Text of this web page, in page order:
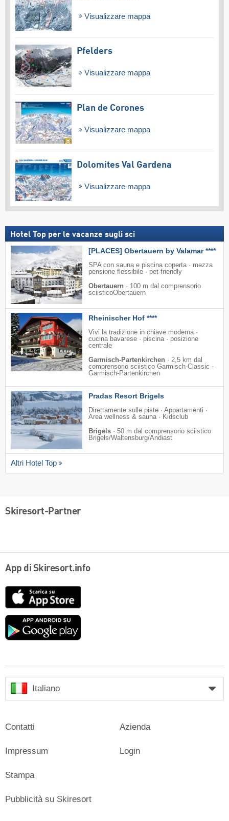
Visualizzare mappa
Pfelders
Visualizzare mappa
Plan de Corones
Visualizzare mappa
Dolomites Val Gardena
Visualizzare mappa
Hotel Top per le vacanze sugli sci
[PLACES] Obertauern by Valamar ****
SPA con sauna e piscina coperta · mezza
pensione flessibile · pet-friendly
Obertauern · 100 m dal comprensorio
sciisticoObertauern
Rheinischer Hof ****
Vivi la tradizione in chiave moderna ·
cucina bavarese · piscina · posizione
centrale
Garmisch-Partenkirchen · 2,5 km dal
comprensorio sciistico Garmisch-Classic -
Garmisch-Partenkirchen
Pradas Resort Brigels
Direttamente sulle piste · Appartamenti ·
Area wellness & sauna · Kidsclub
Brigels · 50 m dal comprensorio sciistico
Brigels/​Waltensburg/​Andiast
Altri Hotel Top
Skiresort-Partner
App di Skiresort.info
Google
Italiano
Contatti
Impressum
Stampa
Azienda
Login
Pubblicità su Skiresort